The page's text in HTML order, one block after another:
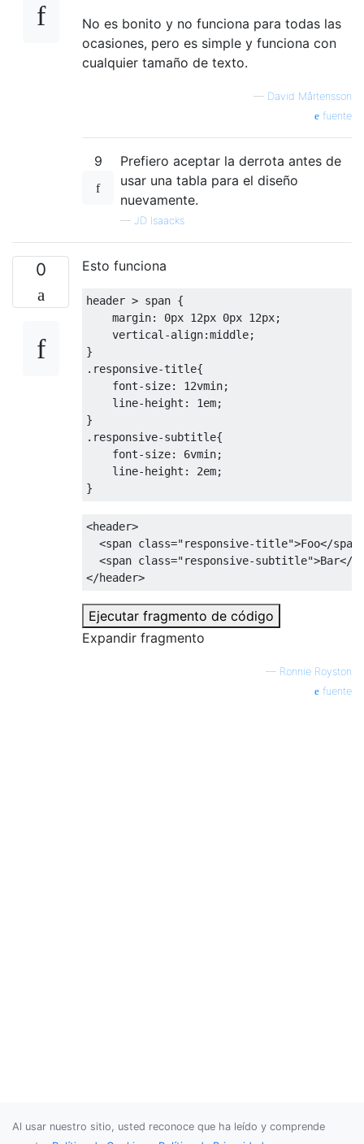
No es bonito y no funciona para todas las
ocasiones, pero es simple y funciona con
cualquier tamaño de texto.
— David Mårtensson
fuente
9
Prefiero aceptar la derrota antes de
usar una tabla para el diseño
nuevamente.
— JD Isaacks
0 Esto funciona
header > span {
margin: 0px 12px 0px 12px;
vertical-align:middle;
.responsive-title{
font-size: 12vmin;
line-height : 1em;
.responsive-subtitle{
font-size: 6vmin;
line-height : 2em;
}
<header>
<span class="responsive-title">Foo</span
<span class="responsive-subtitle">Bar</
</header>
Ejecutar fragmento de código
Expandir fragmento
— Ronnie Royston
fuente
Al usar nuestro sitio, usted reconoce que ha leído y comprende